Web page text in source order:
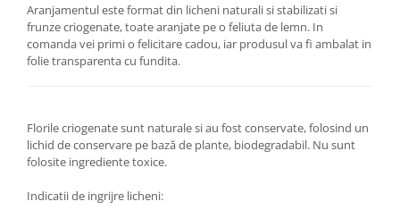
Aranjamentul este format din licheni naturali si stabilizati si
frunze criogenate, toate aranjate pe o feliuta de lemn. In
comanda vei primi o felicitare cadou, iar produsul va fi ambalat in
folie transparenta cu fundita.
Florile criogenate sunt naturale si au fost conservate, folosind un
lichid de conservare pe bază de plante, biodegradabil. Nu sunt
folosite ingrediente toxice.
Indicatii de ingrijre licheni: